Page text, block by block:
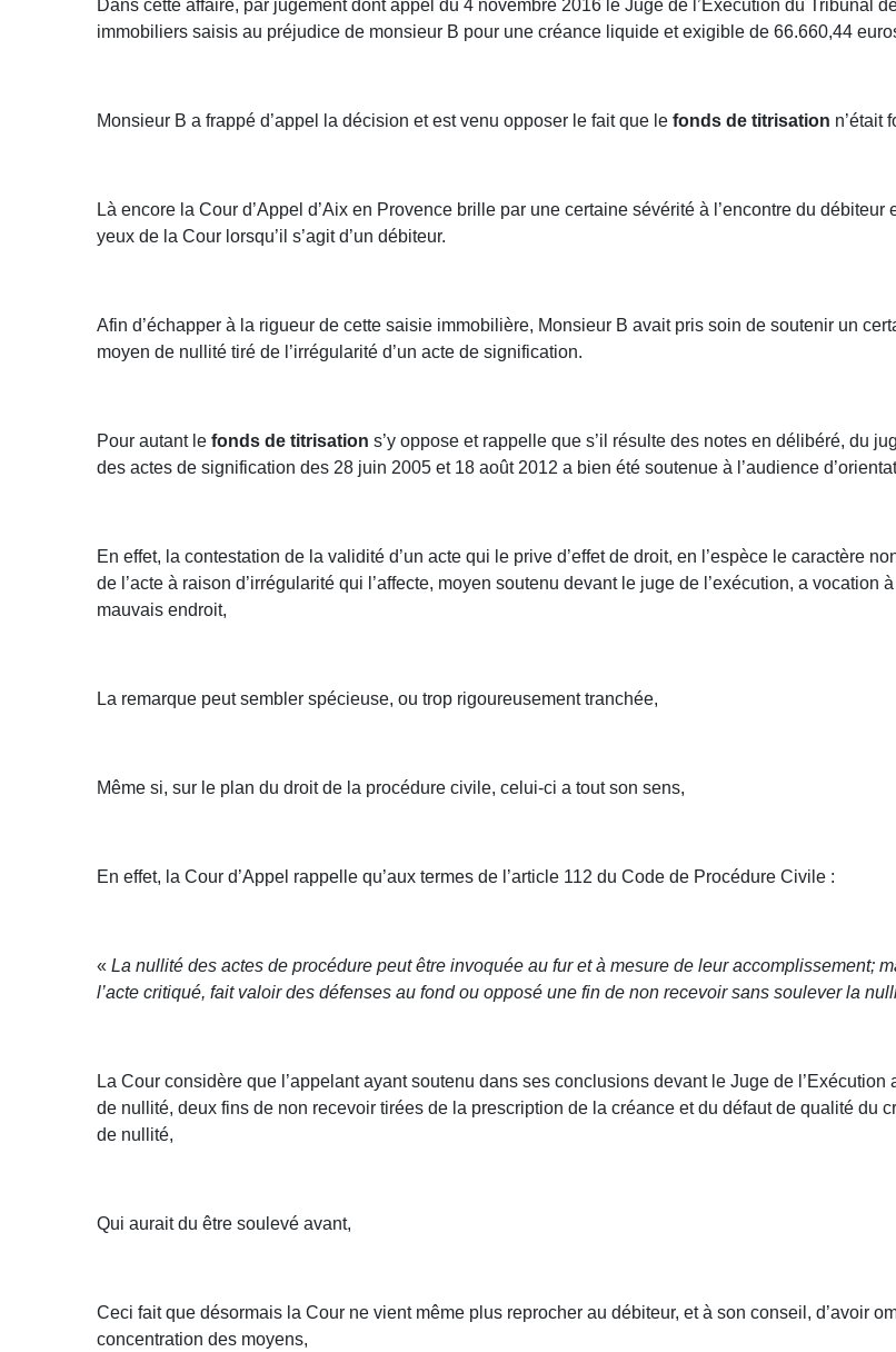
Dans cette affaire, par jugement dont appel du 4 novembre 2016 le Juge de l’Exécution du Tribunal
immobiliers saisis au préjudice de monsieur B pour une créance liquide et exigible de 66.660,44
Monsieur B a frappé d’appel la décision et est venu opposer le fait que lefonds de titrisation n’était
Là encore la Cour d’Appel d’Aix en Provence brille par une certaine sévérité à l’encontre du
yeux de la Cour lorsqu’il s’agit d’un débiteur.
Afin d’échapper à la rigueur de cette saisie immobilière, Monsieur B avait pris soin de soutenir un
moyen de nullité tiré de l’irrégularité d’un acte de signification.
Pour autant lefonds de titrisation s’y oppose et rappelle que s’il résulte des notes en délibéré, du
des actes de signification des 28 juin 2005 et 18 août 2012 a bien été soutenue à l’audience
En effet, la contestation de la validité d’un acte qui le prive d’effet de droit, en l’espèce le caractère
de l’acte à raison d’irrégularité qui l’affecte, moyen soutenu devant le juge de l’exécution, a
mauvais endroit,
La remarque peut sembler spécieuse, ou trop rigoureusement tranchée,
Même si, sur le plan du droit de la procédure civile, celui-ci a tout son sens,
En effet, la Cour d’Appel rappelle qu’aux termes de l’article 112 du Code de Procédure Civile :
« La nullité des actes de procédure peut être invoquée au fur et à mesure de leur accomplissement;
l’acte critiqué, fait valoir des défenses au fond ou opposé une fin de non recevoir sans soulever la
La Cour considère que l’appelant ayant soutenu dans ses conclusions devant le Juge de
de nullité, deux fins de non recevoir tirées de la prescription de la créance et du défaut de qualité du
de nullité,
Qui aurait du être soulevé avant,
Ceci fait que désormais la Cour ne vient même plus reprocher au débiteur, et à son conseil, d’avoir
concentration des moyens,